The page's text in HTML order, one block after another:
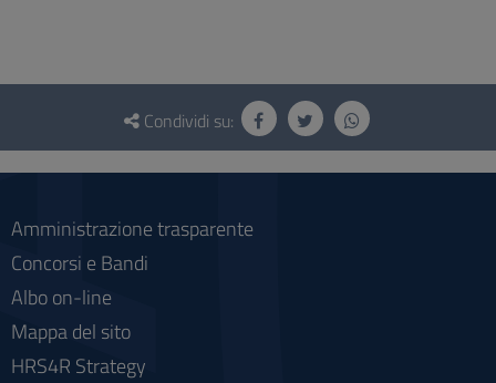
Questionario
social
Condividi su:
Amministrazione trasparente
Concorsi e Bandi
Albo on-line
Mappa del sito
HRS4R Strategy